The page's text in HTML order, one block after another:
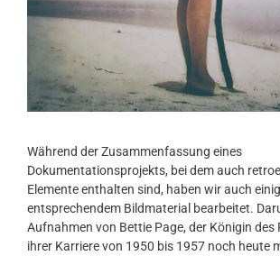
Während der Zusammenfassung eines
Dokumentationsprojekts, bei dem auch
Elemente enthalten sind, haben wir auch
entsprechendem Bildmaterial bearbeitet.
Aufnahmen von Bettie Page, der Königin des
ihrer Karriere von 1950 bis 1957 noch heute